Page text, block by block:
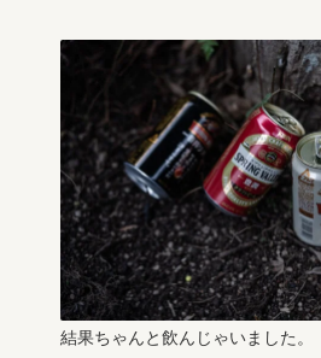
結果ちゃんと飲んじゃいました。